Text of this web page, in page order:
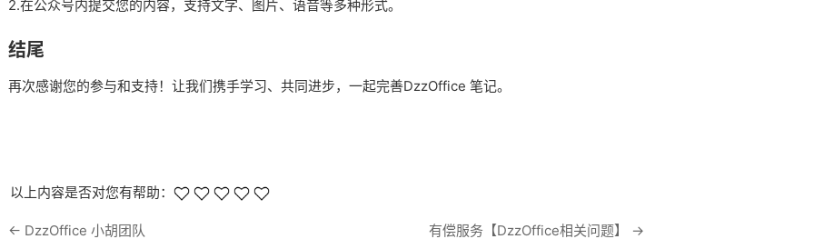
2.在公众号内提交您的内容，支持文字、图片、语音等多种形式。
结尾
再次感谢您的参与和支持！让我们携手学习、共同进步，一起完善DzzOffice 笔记。
以上内容是否对您有帮助：
← DzzOffice 小胡团队 有偿服务【DzzOffice相关问题】 →